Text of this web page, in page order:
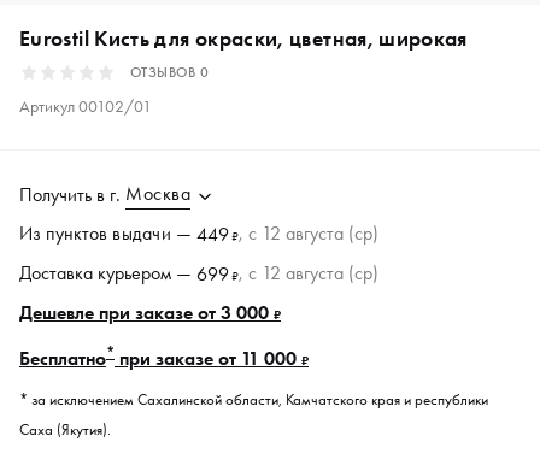
Eurostil Кисть для окраски, цветная, широкая
ОТЗЫВОВ 0
Артикул00102/01
Получить в г. Москва
Из пунктов выдачи — 449₽, c 12 августа (ср)
Доставка курьером — 699₽, c 12 августа (ср)
Дешевле при заказе от 3 000 ₽
Бесплатно* при заказе от 11 000 ₽
* за исключением Сахалинской области, Камчатского края и республики
Саха (Якутия).